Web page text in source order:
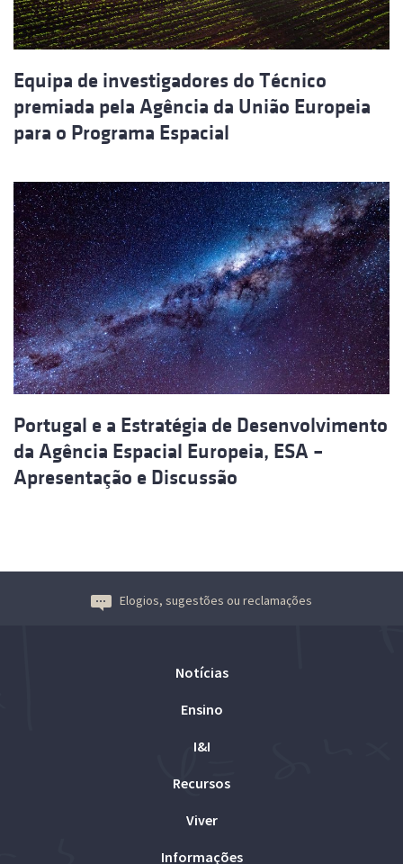
Equipa de investigadores do Técnico
premiada pela Agência da União Europeia
para o Programa Espacial
Portugal e a Estratégia de Desenvolvimento
da Agência Espacial Europeia, ESA –
Apresentação e Discussão
Elogios, sugestões ou reclamações
Notícias
Ensino
I&I
Recursos
Viver
Informações